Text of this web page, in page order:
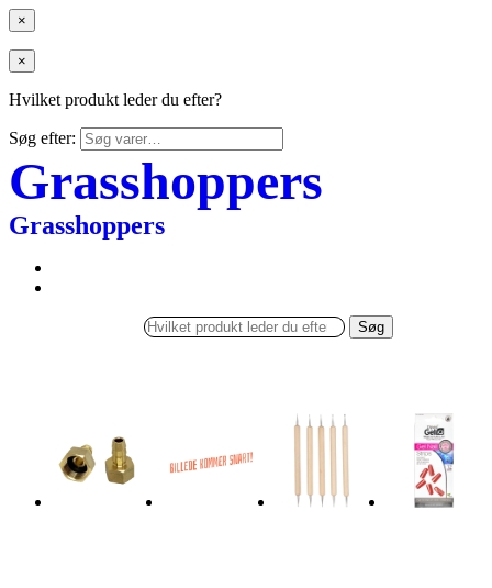
×
×
Hvilket produkt leder du efter?
Søg efter:
Grasshoppers
Grasshoppers
Søg